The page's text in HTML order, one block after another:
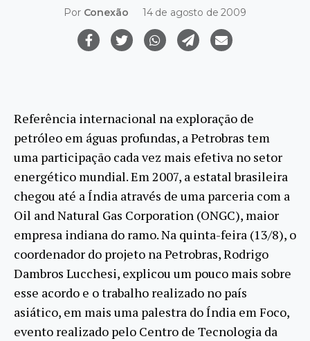
Por Conexão 14 de agosto de 2009
Referência internacional na exploração de
petróleo em águas profundas, a Petrobras tem
uma participação cada vez mais efetiva no setor
energético mundial. Em 2007, a estatal brasileira
chegou até a Índia através de uma parceria com a
Oil and Natural Gas Corporation (ONGC), maior
empresa indiana do ramo. Na quinta-feira (13/8), o
coordenador do projeto na Petrobras, Rodrigo
Dambros Lucchesi, explicou um pouco mais sobre
esse acordo e o trabalho realizado no país
asiático, em mais uma palestra do Índia em Foco,
evento realizado pelo Centro de Tecnologia da